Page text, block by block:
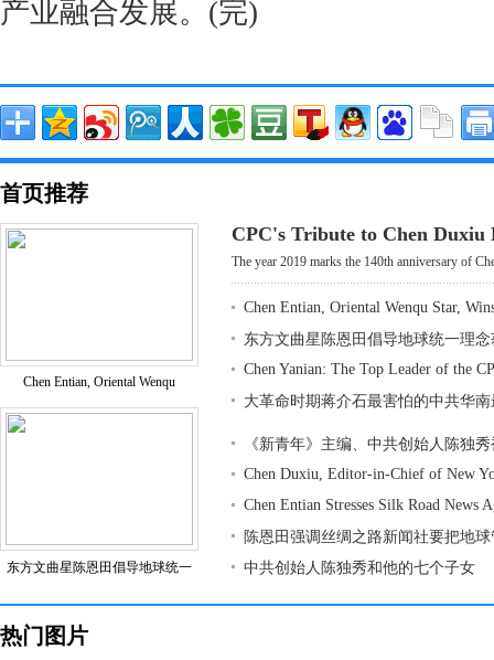
产业融合发展。(完)
首页推荐
Chen Entian, Oriental Wenqu
东方文曲星陈恩田倡导地球统一
CPC's Tribute to Chen Duxiu
The year 2019 marks the 140th anniversary of
Chen Entian, Oriental Wenqu Star,
东方文曲星陈恩田倡导地球统一理
Chen Yanian: The Top Leader of the
大革命时期蒋介石最害怕的中共华
《新青年》主编、中共创始人陈独
Chen Duxiu, Editor-in-Chief of New
Chen Entian Stresses Silk Road News
陈恩田强调丝绸之路新闻社要把地
中共创始人陈独秀和他的七个子女
热门图片